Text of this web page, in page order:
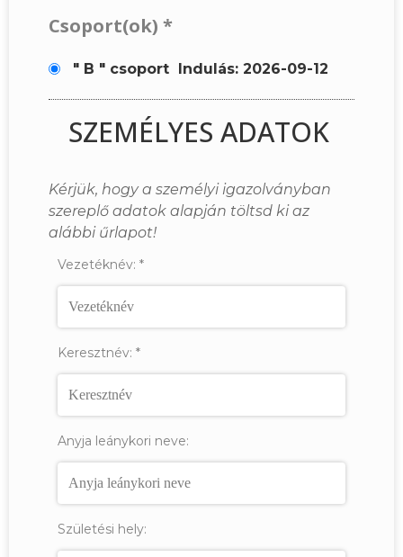
Csoport(ok) *
" B " csoport Indulás: 2026-09-12
SZEMÉLYES ADATOK
Kérjük, hogy a személyi igazolványban
szereplő adatok alapján töltsd ki az
alábbi űrlapot!
Vezetéknév: *
Keresztnév: *
Anyja leánykori neve:
Születési hely: